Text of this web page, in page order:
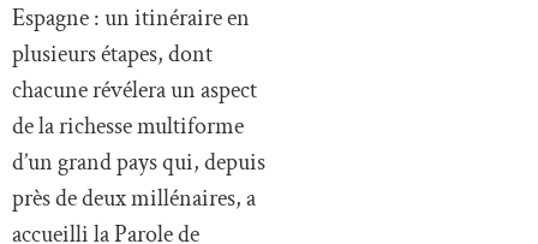
Espagne : un itinéraire en
plusieurs étapes, dont
chacune révélera un aspect
de la richesse multiforme
d’un grand pays qui, depuis
près de deux millénaires, a
accueilli la Parole de